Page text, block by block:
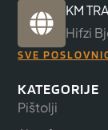
KM
Hifzi
SVE
KATEGORIJE
Pištolji